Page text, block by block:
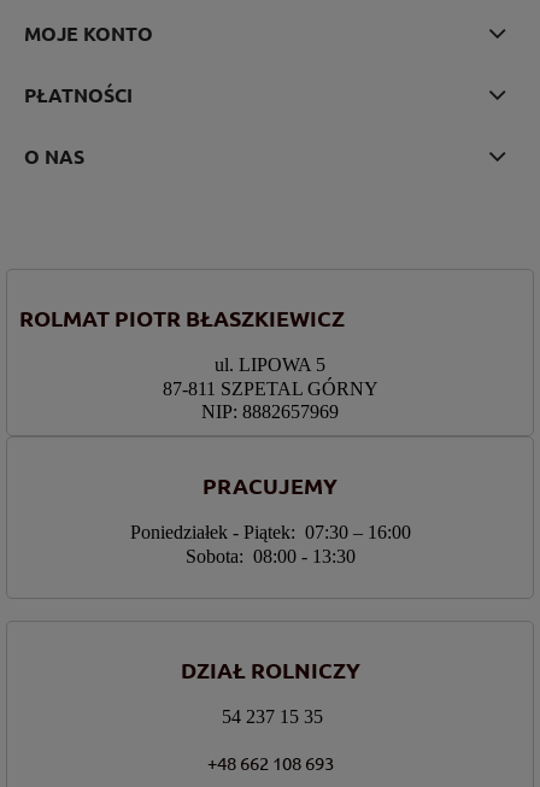
MOJE KONTO
PŁATNOŚCI
O NAS
ROLMAT PIOTR BŁASZKIEWICZ
ul. LIPOWA 5
87-811 SZPETAL GÓRNY
NIP: 8882657969
PRACUJEMY
Poniedziałek - Piątek: 07:30 – 16:00
Sobota: 08:00 - 13:30
DZIAŁ ROLNICZY
54 237 15 35
+48 662 108 693